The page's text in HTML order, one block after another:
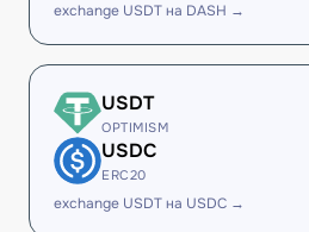
exchange USDT на DASH →
USDT
OPTIMISM
USDC
ERC20
exchange USDT на USDC →